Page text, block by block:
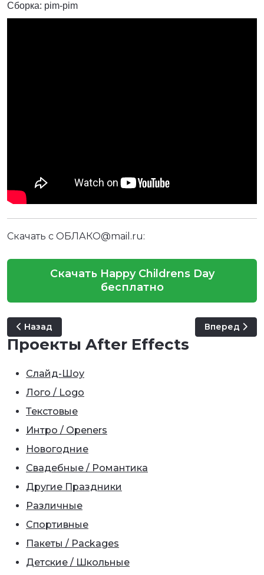
Сборка: pim-pim
Скачать с ОБЛАКО@mail.ru:
Скачать Happy Childrens Day
бесплатно
Предыдущий: Kids Story Photo Album
Назад Следующий:
Вперед
Проекты After Effects
Слайд-Шоу
Лого / Logo
Текстовые
Интро / Openers
Новогодние
Свадебные / Романтика
Другие Праздники
Различные
Спортивные
Пакеты / Packages
Детские / Школьные